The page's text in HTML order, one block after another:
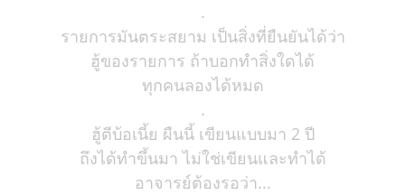
.
รายการมันตระสยาม เป็นสิ่งที่ยืนยันได้ว่า
ฮู้ของรายการ ถ้าบอกทำสิ่งใดได้
ทุกคนลองได้หมด
.
ฮู้ตีบ้อเนี้ย ผืนนี้ เขียนแบบมา 2 ปี
ถึงได้ทำขึ้นมา ไม่ใช่เขียนและทำได้
อาจารย์ต้องรอว่า...